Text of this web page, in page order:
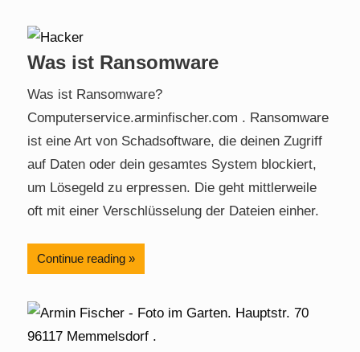
Was ist Ransomware
Was ist Ransomware?
Computerservice.arminfischer.com . Ransomware
ist eine Art von Schadsoftware, die deinen Zugriff
auf Daten oder dein gesamtes System blockiert,
um Lösegeld zu erpressen. Die geht mittlerweile
oft mit einer Verschlüsselung der Dateien einher.
Continue reading